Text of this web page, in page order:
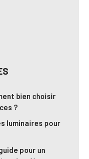
bien choisir
?
luminaires pour
pour un